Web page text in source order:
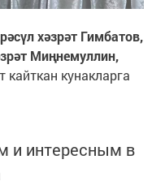
хәзрәт Гимбатов,
Миңнемуллин,
кайткан кунакларга
и интересным в